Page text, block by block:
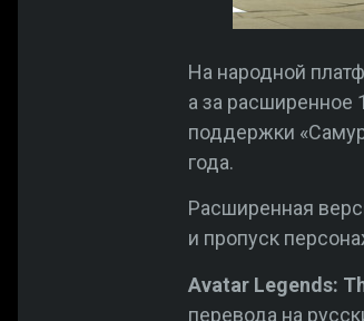
На народной
а за расширенное
поддержки
года.
Расширенная
и пропуск
Avatar Legends:
перевода на